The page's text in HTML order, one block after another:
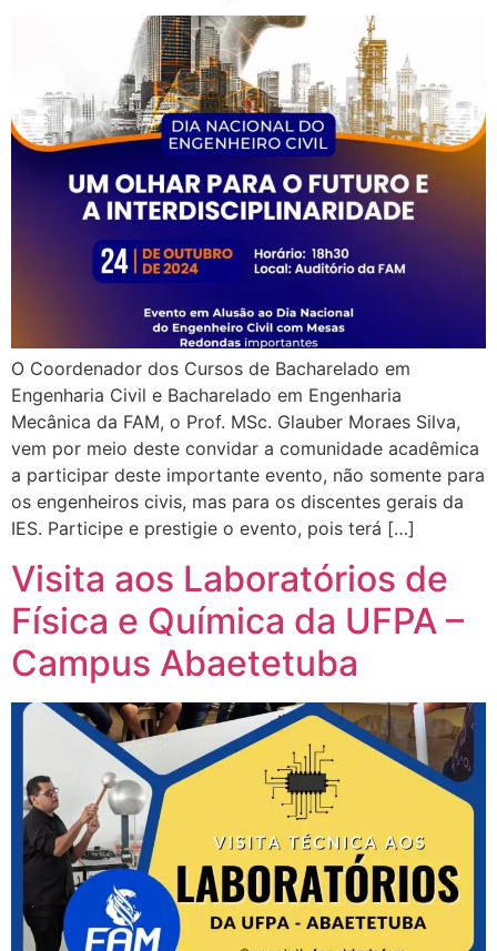
O Coordenador dos Cursos de Bacharelado em
Engenharia Civil e Bacharelado em Engenharia
Mecânica da FAM, o Prof. MSc. Glauber Moraes Silva,
vem por meio deste convidar a comunidade acadêmica
a participar deste importante evento, não somente para
os engenheiros civis, mas para os discentes gerais da
IES. Participe e prestigie o evento, pois terá […]
Visita aos Laboratórios de
Física e Química da UFPA –
Campus Abaetetuba